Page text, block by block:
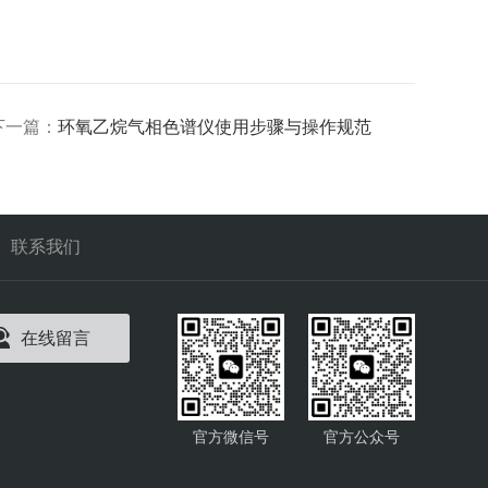
一篇： 环氧乙烷气相色谱仪使用步骤与操作规范
联系我们
在线留言
官方微信号 官方公众号